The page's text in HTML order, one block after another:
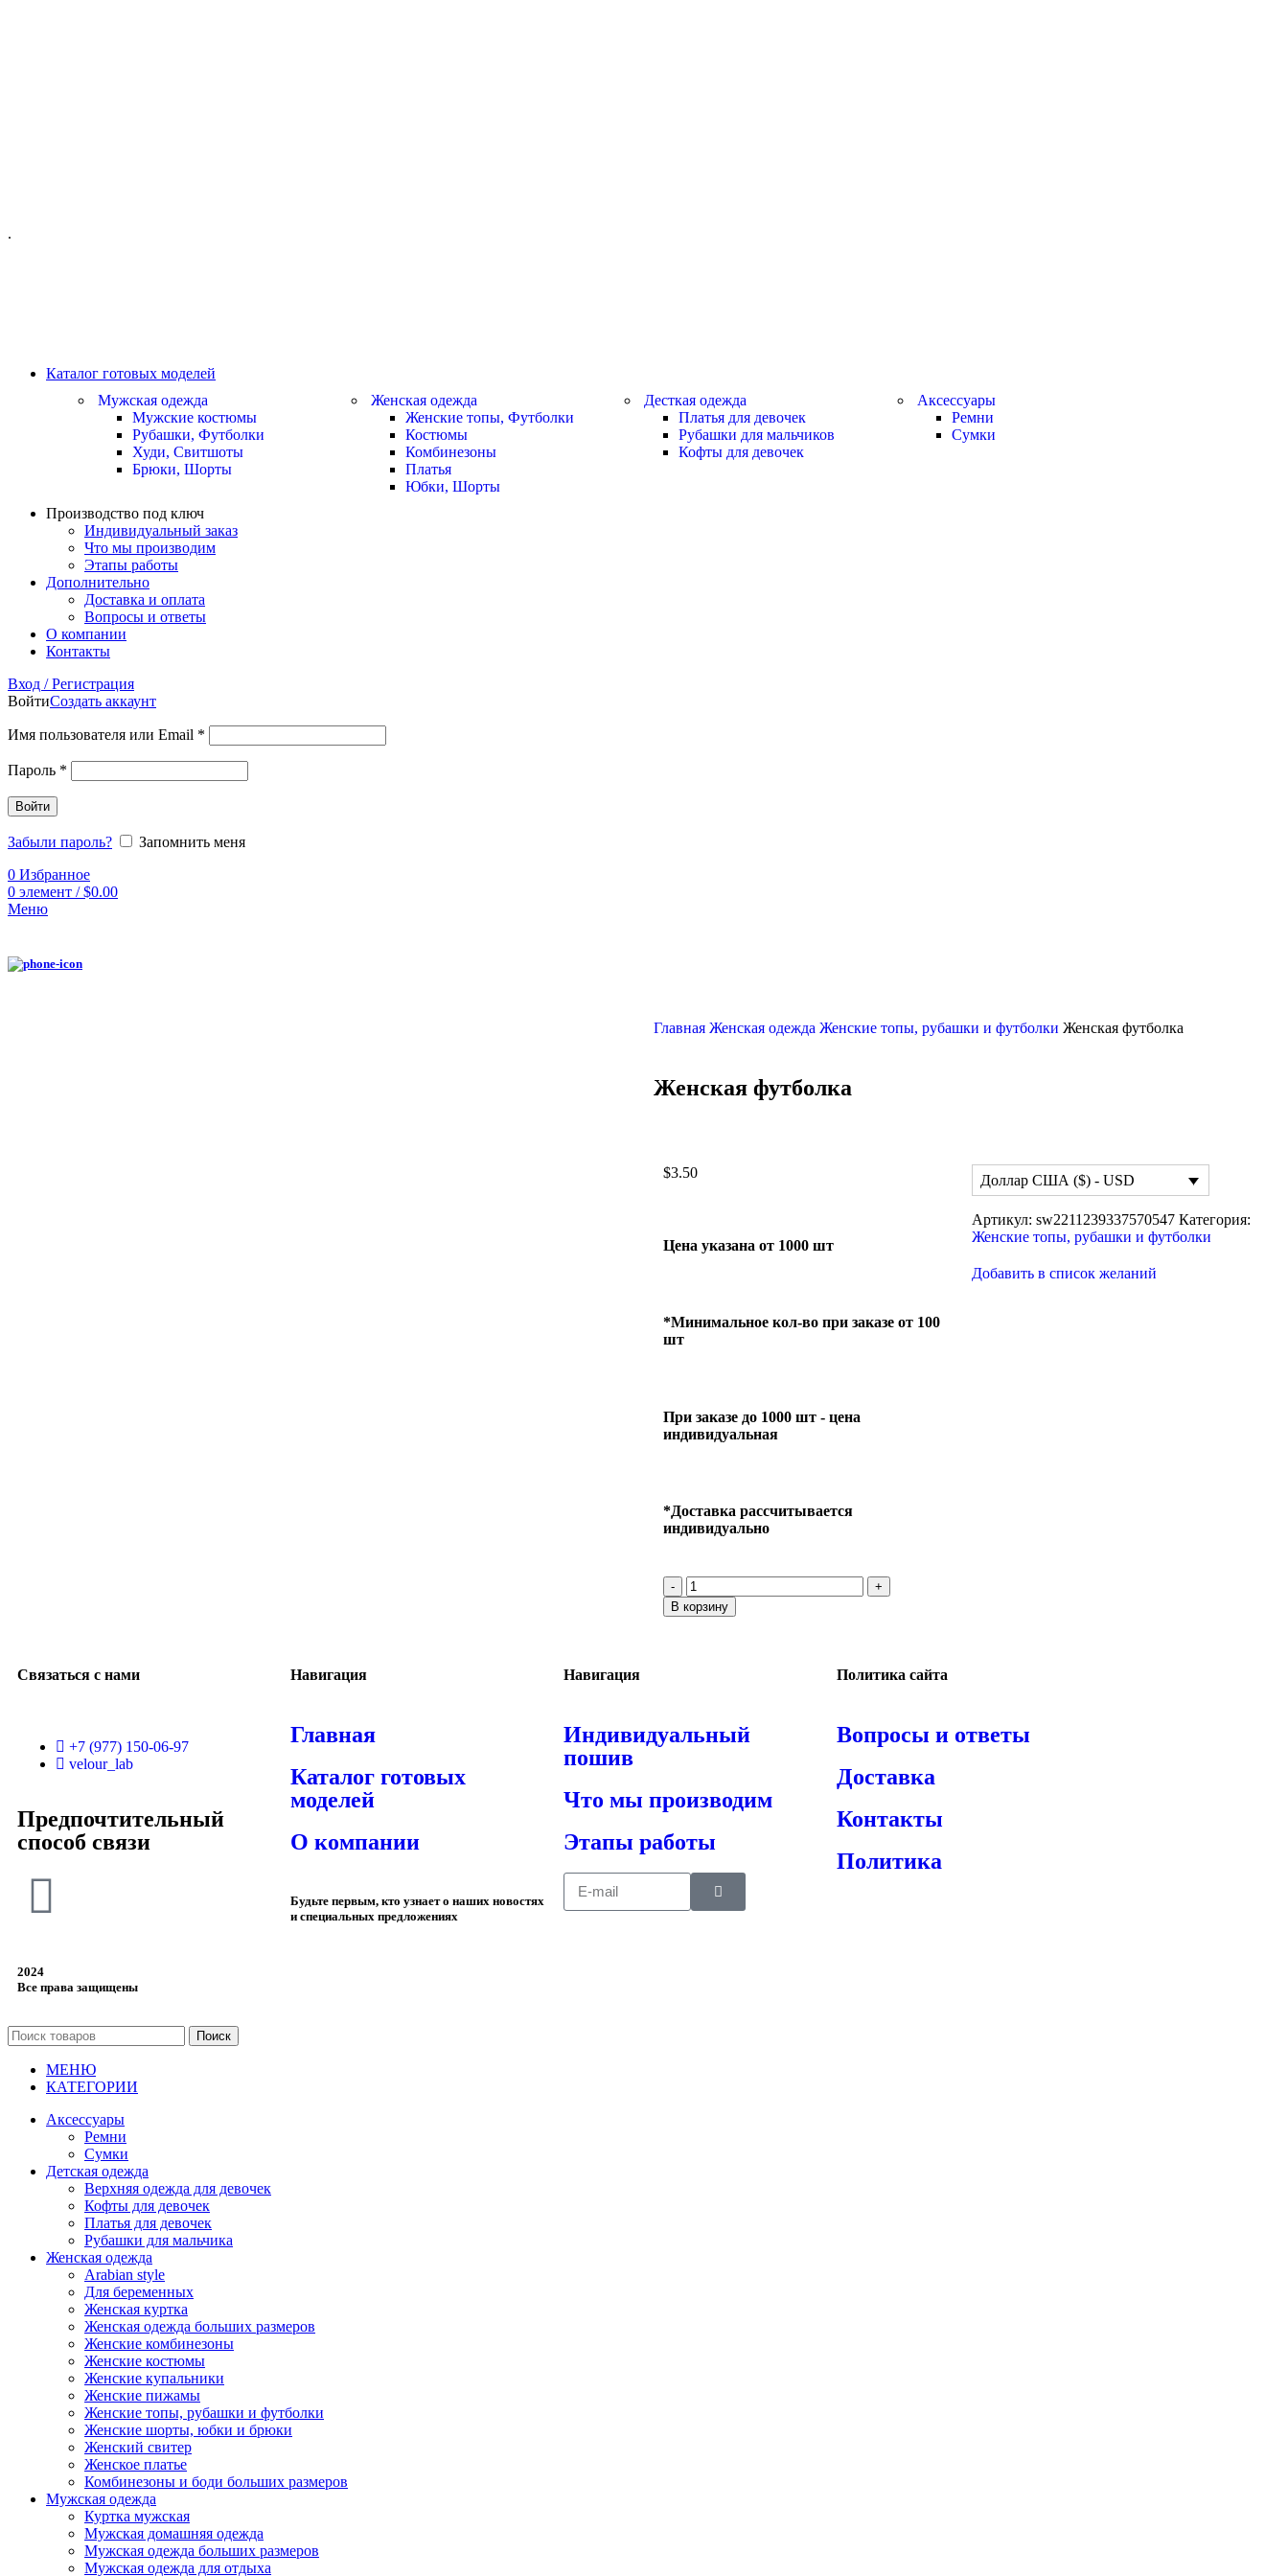
.
Каталог готовых моделей
Мужская одежда
Мужские костюмы
Рубашки, Футболки
Худи, Свитшоты
Брюки, Шорты
Женская одежда
Женские топы, Футболки
Костюмы
Комбинезоны
Платья
Юбки, Шорты
Десткая одежда
Платья для девочек
Рубашки для мальчиков
Кофты для девочек
Аксессуары
Ремни
Сумки
Производство под ключ
Индивидуальный заказ
Что мы производим
Этапы работы
Дополнительно
Доставка и оплата
Вопросы и ответы
О компании
Контакты
Вход / Регистрация
ВойтиСоздать аккаунт
Имя пользователя или Email *
Пароль *
Войти
Забыли пароль?
Запомнить меня
0 Избранное
0 элемент / $0.00
Меню
Главная Женская одежда Женские топы, рубашки и футболки Женская футболка
Женская футболка
$3.50
Цена указана от 1000 шт
*Минимальное кол-во при заказе от 100
шт
При заказе до 1000 шт - цена
индивидуальная
*Доставка рассчитывается
индивидуально
Доллар США ($) - USD
Артикул: sw2211239337570547 Категория:
Женские топы, рубашки и футболки
Добавить в список желаний
В корзину
Связаться с нами
+7 (977) 150-06-97
velour_lab
Предпочтительный
способ связи
2024
Все права защищены
Навигация
Главная
Каталог готовых
моделей
О компании
Будьте первым, кто узнает о наших новостях
и специальных предложениях
Навигация
Индивидуальный
пошив
Что мы производим
Этапы работы
Политика сайта
Вопросы и ответы
Доставка
Контакты
Политика
Поиск
МЕНЮ
КАТЕГОРИИ
Аксессуары
Ремни
Сумки
Детская одежда
Верхняя одежда для девочек
Кофты для девочек
Платья для девочек
Рубашки для мальчика
Женская одежда
Arabian style
Для беременных
Женская куртка
Женская одежда больших размеров
Женские комбинезоны
Женские костюмы
Женские купальники
Женские пижамы
Женские топы, рубашки и футболки
Женские шорты, юбки и брюки
Женский свитер
Женское платье
Комбинезоны и боди больших размеров
Мужская одежда
Куртка мужская
Мужская домашняя одежда
Мужская одежда больших размеров
Мужская одежда для отдыха